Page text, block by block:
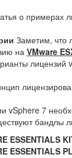
о примерах
Заметим, что
на VMware
лицензий
vSphere 7
бандлы
ESSENTIALS
ESSENTIALS